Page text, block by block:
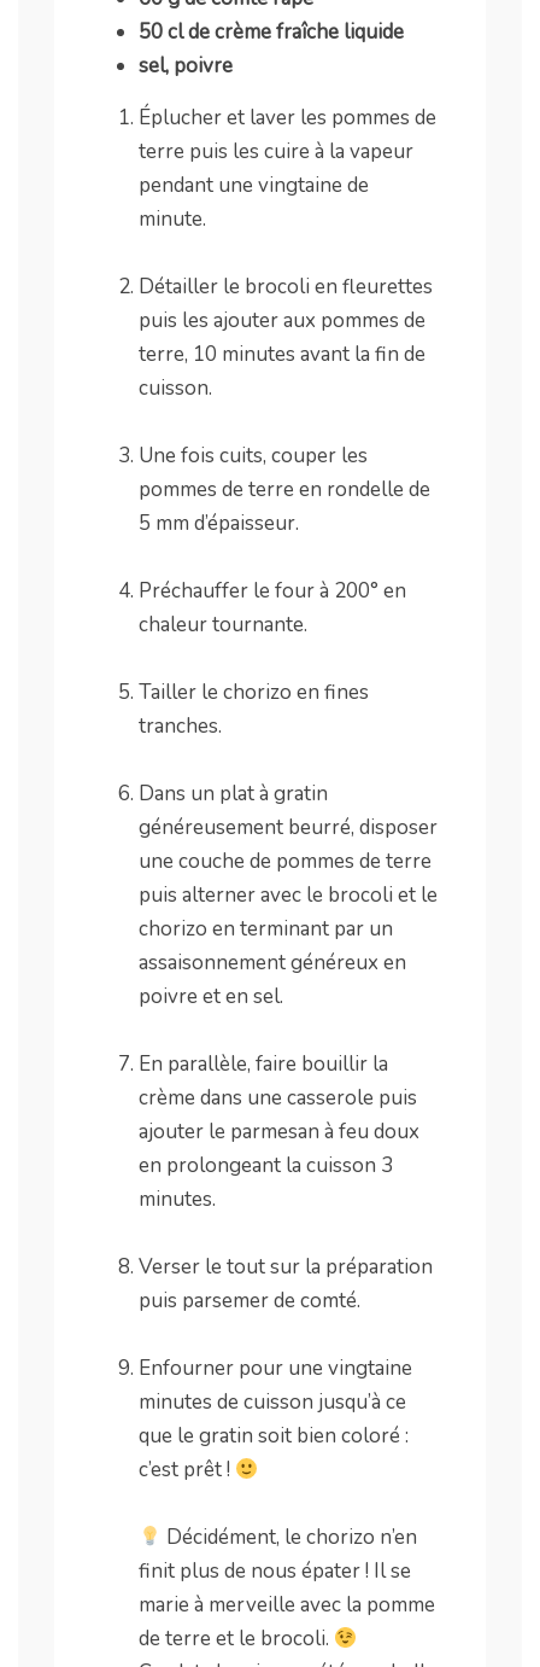
50 cl de crème fraîche liquide
sel, poivre
Éplucher et laver les pommes de
terre puis les cuire à la vapeur
pendant une vingtaine de
minute.
Détailler le brocoli en fleurettes
puis les ajouter aux pommes de
terre, 10 minutes avant la fin de
cuisson.
Une fois cuits, couper les
pommes de terre en rondelle de
5 mm d’épaisseur.
Préchauffer le four à 200° en
chaleur tournante.
Tailler le chorizo en fines
tranches.
Dans un plat à gratin
généreusement beurré, disposer
une couche de pommes de terre
puis alterner avec le brocoli et le
chorizo en terminant par un
assaisonnement généreux en
poivre et en sel.
En parallèle, faire bouillir la
crème dans une casserole puis
ajouter le parmesan à feu doux
en prolongeant la cuisson 3
minutes.
Verser le tout sur la préparation
puis parsemer de comté.
Enfourner pour une vingtaine
minutes de cuisson jusqu’à ce
que le gratin soit bien coloré :
c’est prêt !
Décidément, le chorizo n’en
finit plus de nous épater ! Il se
marie à merveille avec la pomme
de terre et le brocoli.